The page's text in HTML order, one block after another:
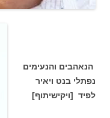
הנאהבים והנעימים
נפתלי בנט ויאיר
לפיד [ויקישיתוף]